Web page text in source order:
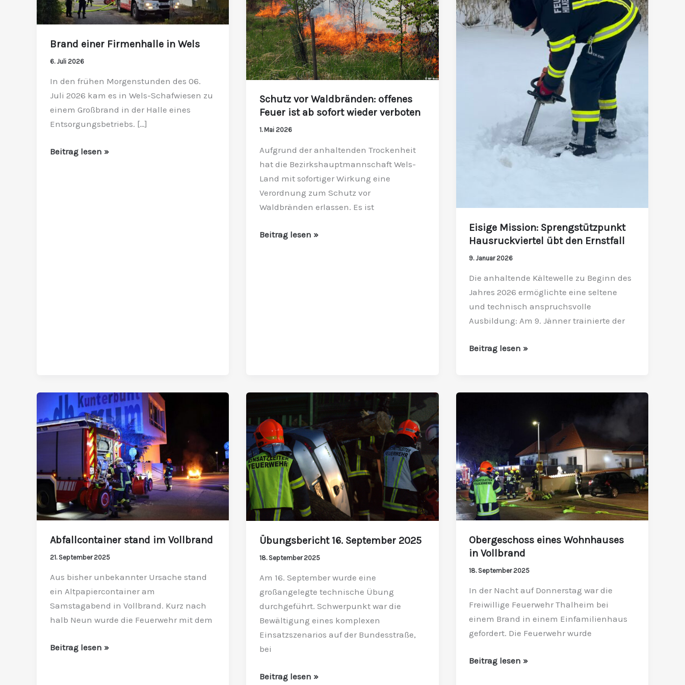
Brand einer Firmenhalle in Wels
6. Juli 2026
In den frühen Morgenstunden des 06.
Juli 2026 kam es in Wels-Schafwiesen zu
einem Großbrand in der Halle eines
Entsorgungsbetriebs. […]
Beitrag lesen »
Schutz vor Waldbränden: offenes
Feuer ist ab sofort wieder verboten
1. Mai 2026
Aufgrund der anhaltenden Trockenheit
hat die Bezirkshauptmannschaft Wels-
Land mit sofortiger Wirkung eine
Verordnung zum Schutz vor
Waldbränden erlassen. Es ist
ist
ab
sofort
wieder
verboten
Beitrag lesen »
Eisige Mission: Sprengstützpunkt
Hausruckviertel übt den Ernstfall
9. Januar 2026
Die anhaltende Kältewelle zu Beginn des
Jahres 2026 ermöglichte eine seltene
und technisch anspruchsvolle
Ausbildung: Am 9. Jänner trainierte der
den
Ernstfall
Beitrag lesen »
Abfallcontainer stand im Vollbrand
21. September 2025
Aus bisher unbekannter Ursache stand
ein Altpapiercontainer am
Samstagabend in Vollbrand. Kurz nach
halb Neun wurde die Feuerwehr mit dem
Abfallcontainer
stand
im
Vollbrand
Beitrag lesen »
Übungsbericht 16. September 2025
18. September 2025
Am 16. September wurde eine
großangelegte technische Übung
durchgeführt. Schwerpunkt war die
Bewältigung eines komplexen
Einsatzszenarios auf der Bundesstraße,
bei
Übungsbericht
September
2025
Beitrag lesen »
Obergeschoss eines Wohnhauses
in Vollbrand
18. September 2025
In der Nacht auf Donnerstag war die
Freiwillige Feuerwehr Thalheim bei
einem Brand in einem Einfamilienhaus
gefordert. Die Feuerwehr wurde
Vollbrand
Beitrag lesen »